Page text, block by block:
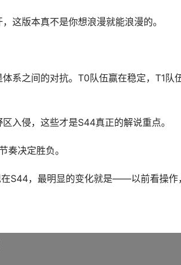
这版本真不是你想浪漫就能浪漫的。
系之间的对抗。T0队伍赢在稳定，T1队
入侵，这些才是S44真正的解说重点。
奏决定胜负。
在S44，最明显的变化就是——以前看操作